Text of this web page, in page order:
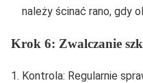
należy ścinać rano, gdy
Krok 6: Zwalczanie
Kontrola: Regularnie